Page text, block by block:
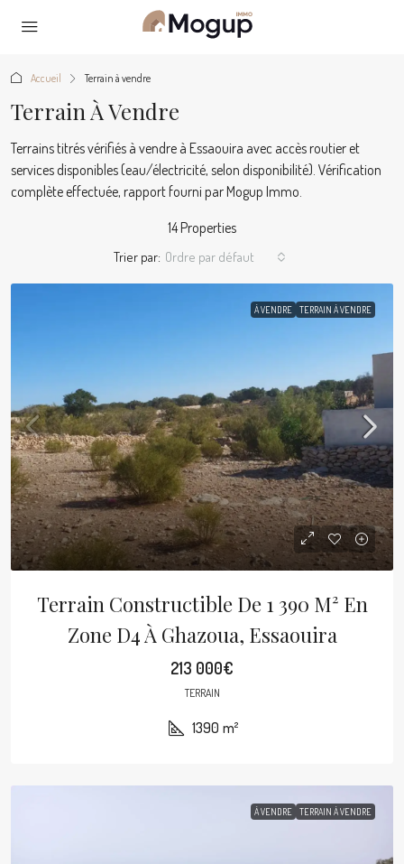
Accueil Terrain à vendre
Terrain À Vendre
Terrains titrés vérifiés à vendre à Essaouira avec accès routier et
services disponibles (eau/électricité, selon disponibilité). Vérification
complète effectuée, rapport fourni par Mogup Immo.
14 Properties
Trier par: Ordre par défaut
À VENDRE TERRAIN À VENDRE
Terrain Constructible De 1 390 M² En
Zone D4 À Ghazoua, Essaouira
213 000€
TERRAIN
1390 m²
À VENDRE TERRAIN À VENDRE